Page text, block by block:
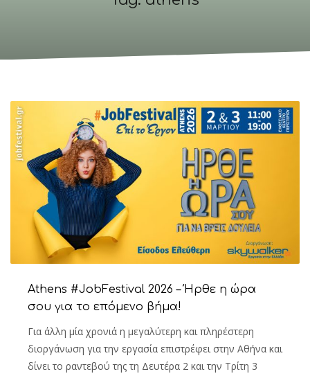
Athens #JobFestival 2026 – Ήρθε η ώρα
σου για το επόμενο βήμα!
Για άλλη μία χρονιά η μεγαλύτερη και πληρέστερη
διοργάνωση για την εργασία επιστρέφει στην Αθήνα και
δίνει το ραντεβού της τη Δευτέρα 2 και την Τρίτη 3